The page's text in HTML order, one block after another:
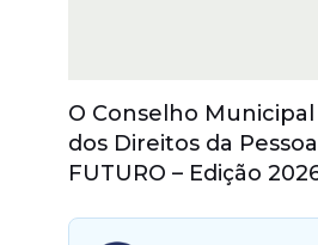
O Conselho
dos Direitos da
FUTURO – Edição